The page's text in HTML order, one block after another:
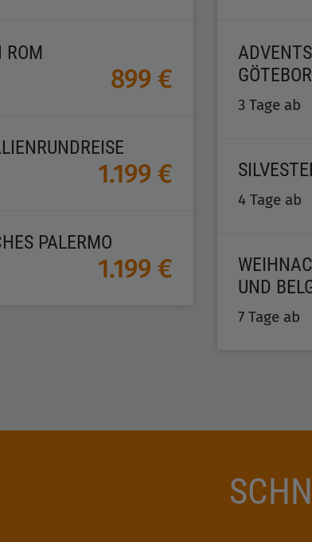
ROM
899 €
1.199 €
PALERMO
1.199 €
3 Tage ab
4 Tage ab
UND
7 Tage ab